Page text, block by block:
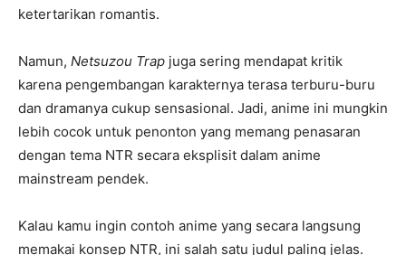
ketertarikan romantis.
Namun, Netsuzou Trap juga sering mendapat kritik
karena pengembangan karakternya terasa terburu-buru
dan dramanya cukup sensasional. Jadi, anime ini mungkin
lebih cocok untuk penonton yang memang penasaran
dengan tema NTR secara eksplisit dalam anime
mainstream pendek.
Kalau kamu ingin contoh anime yang secara langsung
memakai konsep NTR, ini salah satu judul paling jelas.